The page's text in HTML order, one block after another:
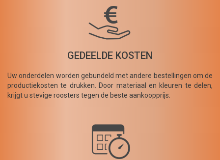
GEDEELDE KOSTEN
Uw onderdelen worden gebundeld met andere bestellingen om de
productiekosten te drukken. Door materiaal en kleuren te delen,
krijgt u stevige roosters tegen de beste aankoopprijs.